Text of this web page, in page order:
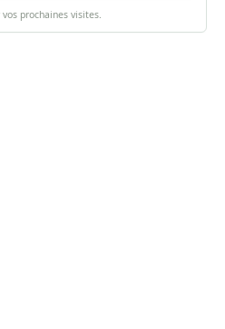
prochaines visites.